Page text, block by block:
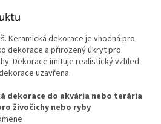
Keramická dekorace je vhodná pro
dekorace a přirozený úkryt pro
Dekorace imituje realistický vzhled
uzavřena.
dekorace do akvária nebo terária
živočichy nebo ryby